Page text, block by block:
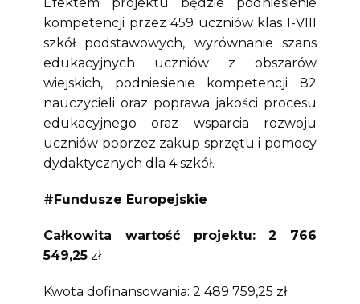
kompetencji przez 459 uczniów klas I-VIII
szkół podstawowych, wyrównanie szans
edukacyjnych uczniów z obszarów
wiejskich, podniesienie kompetencji 82
nauczycieli oraz poprawa jakości procesu
edukacyjnego oraz wsparcia rozwoju
uczniów poprzez zakup sprzętu i pomocy
dydaktycznych dla 4 szkół.
#Fundusze Europejskie
Całkowita wartość projektu: 2 766
549,25 zł
Kwota dofinansowania: 2 489 759,25 zł